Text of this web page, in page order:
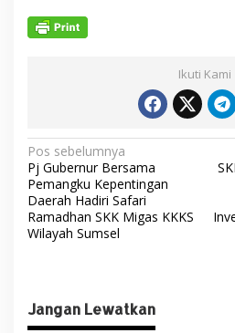
Ikuti Kami
N
a
v
i
s
Pos sebelumnya
Pj Gubernur Bersama
Pemangku Kepentingan
Daerah Hadiri Safari
Ramadhan SKK Migas KKKS
Wilayah Sumsel
Jangan Lewatkan